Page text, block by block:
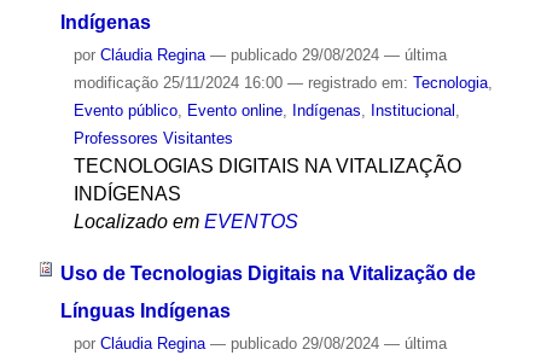
Indígenas
por Cláudia Regina — publicado29/08/2024 — última
modificação25/11/2024 16:00 — registrado em: Tecnologia,
Evento público, Evento online, Indígenas, Institucional ,
Professores Visitantes
TECNOLOGIAS DIGITAIS NA VITALIZAÇÃO
INDÍGENAS
Localizado em EVENTOS
Uso de Tecnologias Digitais na Vitalização de
Línguas Indígenas
por Cláudia Regina — publicado29/08/2024 — última